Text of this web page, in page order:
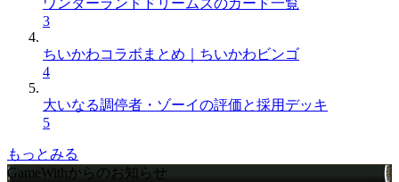
ワンダーランドドリームズのカード一覧
3
ちいかわコラボまとめ｜ちいかわビンゴ
4
大いなる調停者・ゾーイの評価と採用デッキ
5
もっとみる
GameWithからのお知らせ